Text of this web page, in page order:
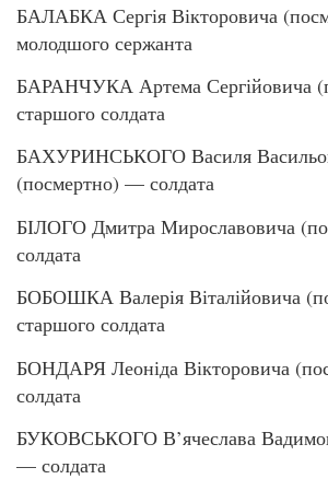
БАЛАБКА Сергія Вікторовича
молодшого сержанта
БАРАНЧУКА Артема Сергійовича
старшого солдата
БАХУРИНСЬКОГО Василя
(посмертно) — солдата
БІЛОГО Дмитра Мирославовича
солдата
БОБОШКА Валерія Віталійовича
старшого солдата
БОНДАРЯ Леоніда Вікторовича
солдата
БУКОВСЬКОГО В’ячеслава
— солдата